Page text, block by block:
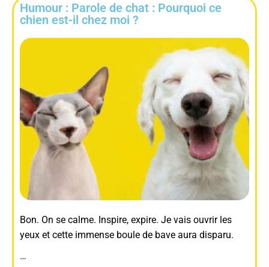
Humour : Parole de chat : Pourquoi ce
chien est-il chez moi ?
Bon. On se calme. Inspire, expire. Je vais ouvrir les
yeux et cette immense boule de bave aura disparu.
…